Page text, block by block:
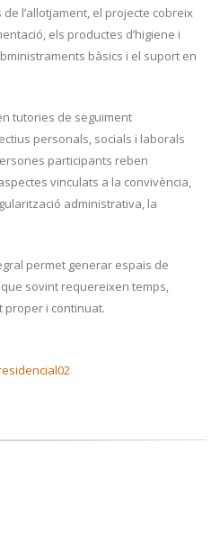
l’allotjament, el projecte cobreix
els productes d’higiene i
bàsics i el suport en
tutories de seguiment
personals, socials i laborals
participants reben
vinculats a la convivència,
administrativa, la
permet generar espais de
sovint requereixen temps,
proper i continuat.